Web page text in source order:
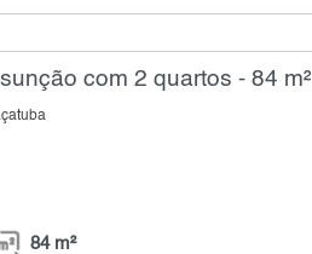
com 2 quartos - 84 m²
84 m²